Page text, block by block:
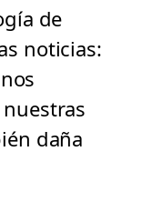
de
noticias:
nuestras
daña